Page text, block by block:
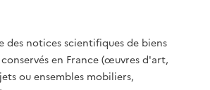
des notices scientifiques de biens
en France (œuvres d'art,
ou ensembles mobiliers,